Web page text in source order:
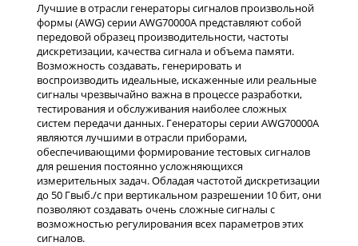
Лучшие в отрасли генераторы сигналов произвольной
формы (AWG) серии AWG70000A представляют собой
передовой образец производительности, частоты
дискретизации, качества сигнала и объема памяти.
Возможность создавать, генерировать и
воспроизводить идеальные, искаженные или реальные
сигналы чрезвычайно важна в процессе разработки,
тестирования и обслуживания наиболее сложных
систем передачи данных. Генераторы серии AWG70000A
являются лучшими в отрасли приборами,
обеспечивающими формирование тестовых сигналов
для решения постоянно усложняющихся
измерительных задач. Обладая частотой дискретизации
до 50 Гвыб./с при вертикальном разрешении 10 бит, они
позволяют создавать очень сложные сигналы с
возможностью регулирования всех параметров этих
сигналов.